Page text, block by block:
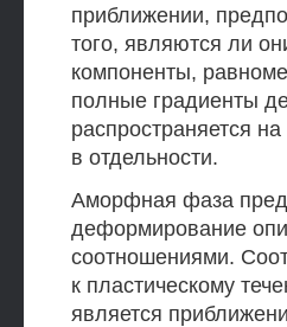
приближении,
того, являются ли
компоненты,
полные градиенты
распространяется
в отдельности.
Аморфная фаза
деформирование
соотношениями.
к пластическому
является